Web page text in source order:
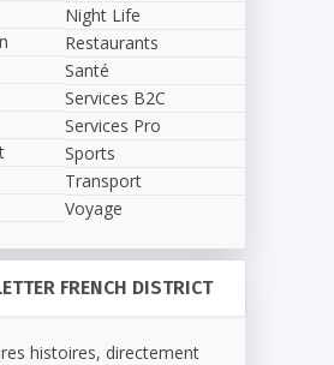
Night Life
Restaurants
Santé
Services B2C
Services Pro
Sports
Transport
Voyage
FRENCH DISTRICT
histoires, directement